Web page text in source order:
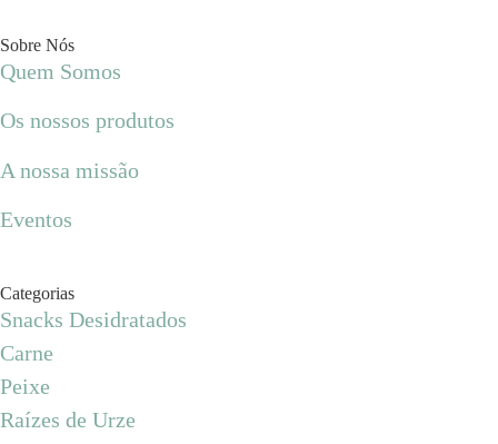
Sobre Nós
Quem Somos
Os nossos produtos
A nossa missão
Eventos
Categorias
Snacks Desidratados
Carne
Peixe
Raízes de Urze